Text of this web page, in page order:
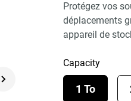
Protégez vos
déplacements
appareil de
Capacity
1 To